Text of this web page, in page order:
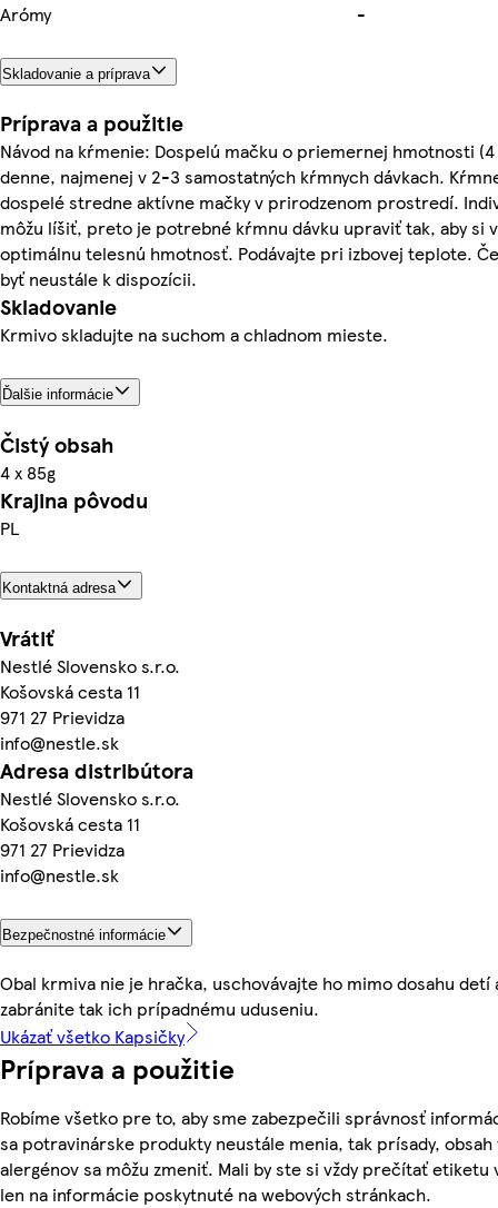
Arómy
-
Skladovanie a príprava
Príprava a použitie
Návod na kŕmenie: Dospelú mačku o priemernej hmotnosti
denne, najmenej v 2-3 samostatných kŕmnych dávkach.
dospelé stredne aktívne mačky v prirodzenom prostredí.
môžu líšiť, preto je potrebné kŕmnu dávku upraviť tak, aby si
optimálnu telesnú hmotnosť. Podávajte pri izbovej teplote.
byť neustále k dispozícii.
Skladovanie
Krmivo skladujte na suchom a chladnom mieste.
Ďalšie informácie
Čistý obsah
4 x 85g
Krajina pôvodu
PL
Kontaktná adresa
Vrátiť
Nestlé Slovensko s.r.o.
Košovská cesta 11
971 27 Prievidza
info@nestle.sk
Adresa distribútora
Nestlé Slovensko s.r.o.
Košovská cesta 11
971 27 Prievidza
info@nestle.sk
Bezpečnostné informácie
Obal krmiva nie je hračka, uschovávajte ho mimo dosahu
zabránite tak ich prípadnému uduseniu.
Ukázať všetko Kapsičky
Príprava a použitie
Robíme všetko pre to, aby sme zabezpečili správnosť
sa potravinárske produkty neustále menia, tak prísady, obsah
alergénov sa môžu zmeniť. Mali by ste si vždy prečítať etiketu
len na informácie poskytnuté na webových stránkach.